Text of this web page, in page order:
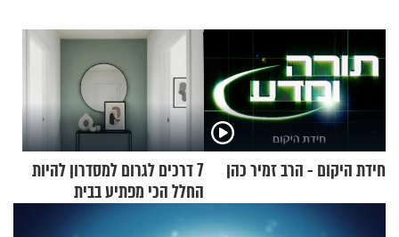
חידת היקום - הרב זמיר כהן
7 דרכים לגרום למסדרון להיות
החלל הכי מפתיע בבית